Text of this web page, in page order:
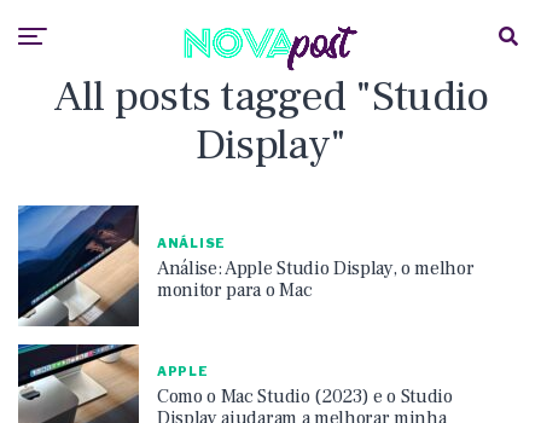
All posts tagged "Studio
Display"
ANÁLISE
Análise: Apple Studio Display, o melhor
monitor para o Mac
APPLE
Como o Mac Studio (2023) e o Studio
Display ajudaram a melhorar minha